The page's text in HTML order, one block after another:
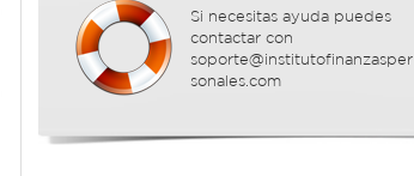
Si necesitas ayuda puedes
contactar con
soporte@institutofinanzasper
sonales.com